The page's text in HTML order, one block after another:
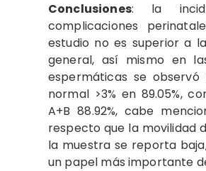
Conclusiones: la
complicaciones
estudio no es superior a
general, así mismo en
espermáticas se observó
normal >3% en 89.05%,
A+B 88.92%, cabe
respecto que la movilidad
la muestra se reporta
un papel más importante